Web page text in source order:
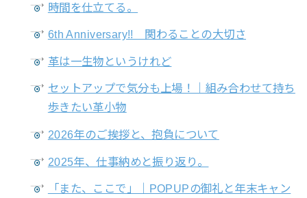
時間を仕立てる。
6th Anniversary!! 関わることの大切さ
革は一生物というけれど
セットアップで気分も上場！｜組み合わせて持ち
歩きたい革小物
2026年のご挨拶と、抱負について
2025年、仕事納めと振り返り。
「また、ここで」｜POPUPの御礼と年末キャン